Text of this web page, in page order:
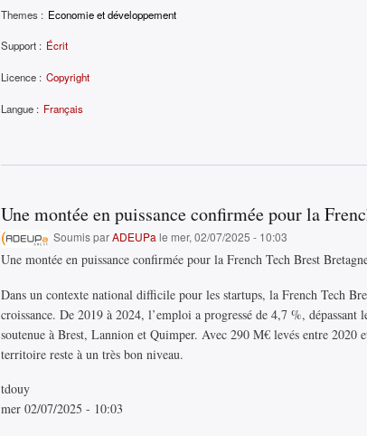
Themes : Economie et développement
Support : Écrit
Licence : Copyright
Langue : Français
Une montée en puissance confirmée pour la
Soumis parADEUPa le mer, 02/07/2025 - 10:03
Une montée en puissance confirmée pour la French Tech Brest
Dans un contexte national difficile pour les startups, la French Tech
croissance. De 2019 à 2024, l’emploi a progressé de 4,7 %,
soutenue à Brest, Lannion et Quimper. Avec 290 M€ levés entre 2020
territoire reste à un très bon niveau.
tdouy
mer 02/07/2025 - 10:03